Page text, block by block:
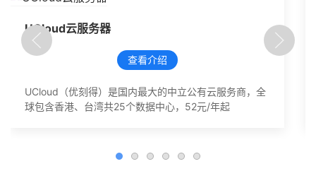
UCloud云服务器
查看介绍
UCloud（优刻得）是国内最大的中立公有云服务商，全
球包含香港、台湾共25个数据中心，52元/年起